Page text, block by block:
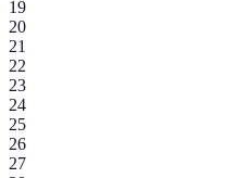
19
20
21
22
23
24
25
26
27